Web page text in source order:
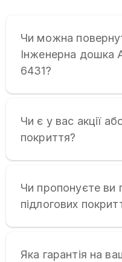
Чи можна
Інженерна дошка
6431?
Чи є у вас акції
покриття?
Чи пропонуєте ви
підлогових
Яка гарантія на